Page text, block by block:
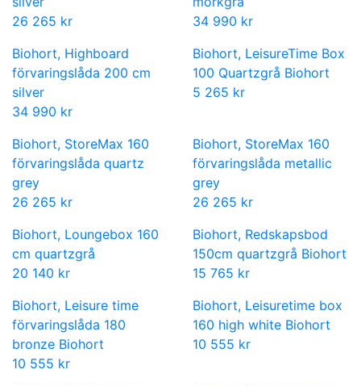
26 265 kr
34 990 kr
Biohort, Highboard
förvaringslåda 200 cm
silver
34 990 kr
Biohort, LeisureTime Box
100 Quartzgrå Biohort
5 265 kr
Biohort, StoreMax 160
förvaringslåda quartz
grey
26 265 kr
Biohort, StoreMax 160
förvaringslåda metallic
grey
26 265 kr
Biohort, Loungebox 160
cm quartzgrå
20 140 kr
Biohort, Redskapsbod
150cm quartzgrå Biohort
15 765 kr
Biohort, Leisure time
förvaringslåda 180
bronze Biohort
10 555 kr
Biohort, Leisuretime box
160 high white Biohort
10 555 kr